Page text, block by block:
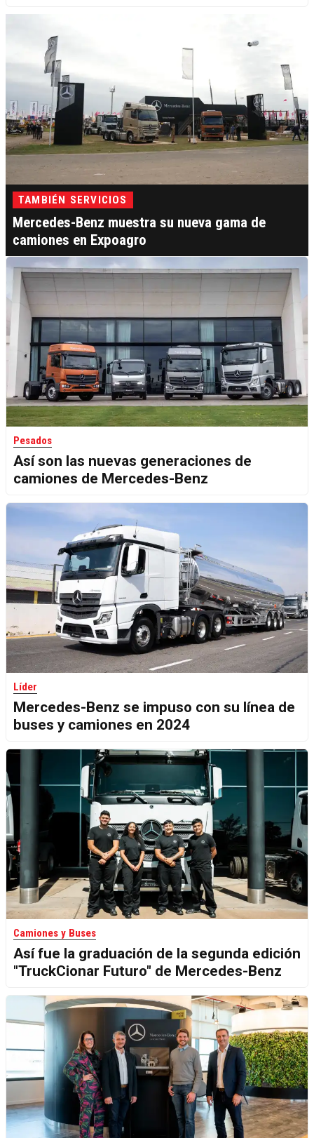
TAMBIÉN SERVICIOS
Mercedes-Benz muestra su nueva gama de
camiones en Expoagro
Pesados
Así son las nuevas generaciones de
camiones de Mercedes-Benz
Líder
Mercedes-Benz se impuso con su línea de
buses y camiones en 2024
Camiones y Buses
Así fue la graduación de la segunda edición
"TruckCionar Futuro" de Mercedes-Benz